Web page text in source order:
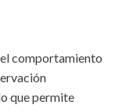
comportamiento
que permite